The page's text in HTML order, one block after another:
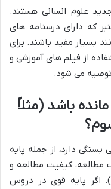
علوم انسانی هستند.
که دارای درسنامه های
بسیار مفید باشند. برای
از فیلم های آموزشی و
می شود.
باشد (مثلاً
دارد، از جمله پایه
کیفیت مطالعه و
اگر پایه قوی در دروس